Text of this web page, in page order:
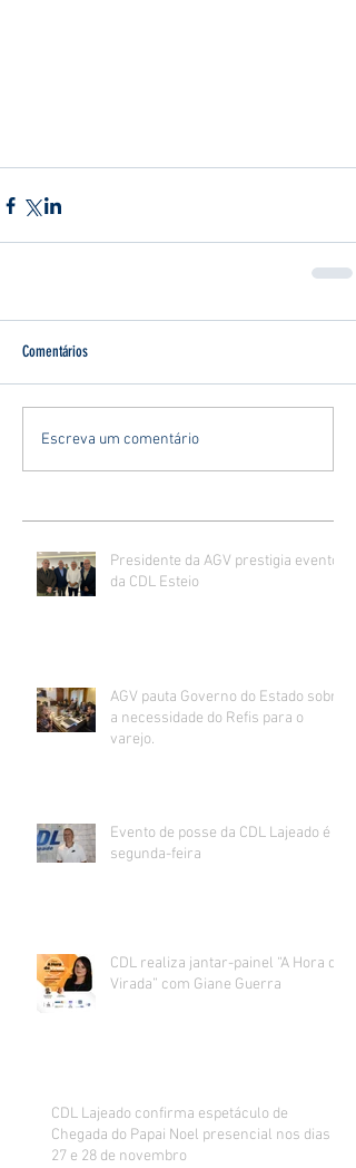
Comentários
Escreva um comentário
Presidente da AGV prestigia evento
da CDL Esteio
AGV pauta Governo do Estado sobre
a necessidade do Refis para o
varejo.
Evento de posse da CDL Lajeado é
segunda-feira
CDL realiza jantar-painel “A Hora da
Virada” com Giane Guerra
CDL Lajeado confirma espetáculo de
Chegada do Papai Noel presencial nos dias
27 e 28 de novembro